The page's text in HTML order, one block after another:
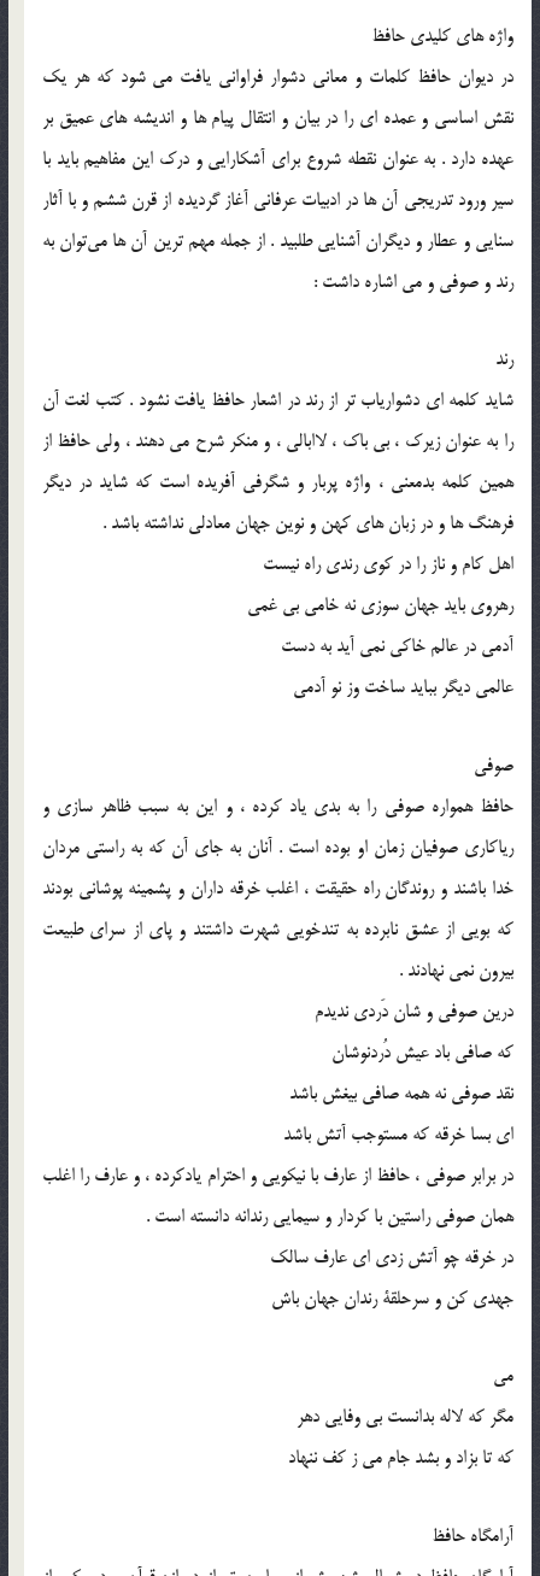
واژه ‌های کلیدی حافظ
در دیوان حافظ کلمات و معانی دشوار فراوانی یافت می‌ شود که هر یک
نقش اساسی و عمده ‌ای را در بیان و انتقال پیام ‌ها و اندیشه‌ های عمیق بر
عهده دارد . به عنوان نقطه شروع برای آشکارایی و درک این مفاهیم باید با
سیر ورود تدریجی آن ‌ها در ادبیات عرفانی آغاز گردیده از قرن ششم و با آثار
سنایی و عطار و دیگران آشنایی طلبید . از جمله مهم ‌ترین آن ها می‌توان به
رند و صوفی و می اشاره داشت :
رند
شاید کلمه ‌ای دشوار‌یاب ‌تر از رند در اشعار حافظ یافت نشود . کتب لغت آن
‌را به عنوان زیرک ، بی ‌باک ، لاابالی ، و منکر شرح می‌ دهند ، ولی حافظ از
همین کلمه بد‌معنی ، واژه پربار و شگرفی آفریده است که شاید در دیگر
فرهنگ ‌ها و در زبان ‌های کهن و نوین جهان معادلی نداشته باشد .
اهل کام و ناز را در کوی رندی راه نیست
رهروی باید جهان سوزی نه خامی بی ‌غمی
آدمی در عالم خاکی نمی ‌آید به ‌دست
عالمی دیگر بباید ساخت وز نو آدمی
صوفی
حافظ همواره صوفی را به بدی یاد ‌کرده ، و این به سبب ظاهر ‌سازی و
ریا‌کاری صوفیان زمان او بوده است . آنان به‌ جای آن که به ‌راستی مردان
خدا باشند و روندگان راه حقیقت ، اغلب خرقه‌ داران و پشمینه‌ پوشانی بودند
که بویی از عشق نابرده به تند‌خویی شهرت داشتند و پای از سرای طبیعت
بیرون نمی‌ نهادند .
درین صوفی‌ و شان دَردی ندیدم
که صافی باد عیش دُرد‌نوشان
نقد صوفی نه همه صافی بیغش باشد
ای بسا خرقه که مستوجب آتش باشد
در برابر صوفی ، حافظ از عارف با نیکویی و احترام یاد‌کرده ، و عارف را اغلب
همان صوفی راستین با کردار و سیمایی رندانه دانسته است .
در خرقه چو آتش زدی ای عارف سالک
جهدی کن و سرحلقۀ رندان جهان باش
می
مگر که لاله بدانست بی وفایی دهر
که تا بزاد و بشد جام می ز کف ننهاد
آرامگاه حافظ